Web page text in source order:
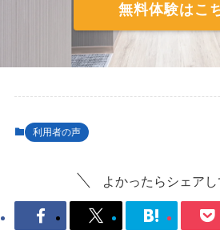
無料体験はこ
利用者の声
よかったらシェアし